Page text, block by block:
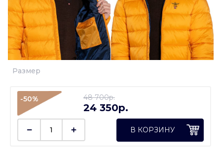
Размер
-50% 48 700p.
24 350p.
В КОРЗИНУ